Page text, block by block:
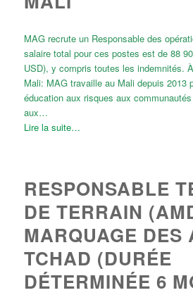
MAG recrute un Responsable des
salaire total pour ces postes est de 88
USD), y compris toutes les indemnités.
Mali: MAG travaille au Mali depuis 2013
éducation aux risques aux
aux…
Lire la suite…
RESPONSABLE
DE TERRAIN
MARQUAGE DES
TCHAD (DURÉE
DÉTERMINÉE 6